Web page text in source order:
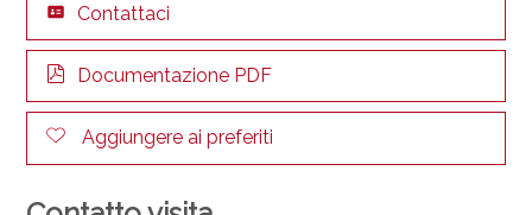
Contattaci
Documentazione PDF
Aggiungere ai preferiti